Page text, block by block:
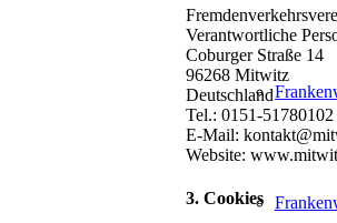
Verantwortliche
Coburger Straße 14
96268 Mitwitz
Deutschland
Tel.: 0151-51780102
E-Mail:
Website:
3. Cookies